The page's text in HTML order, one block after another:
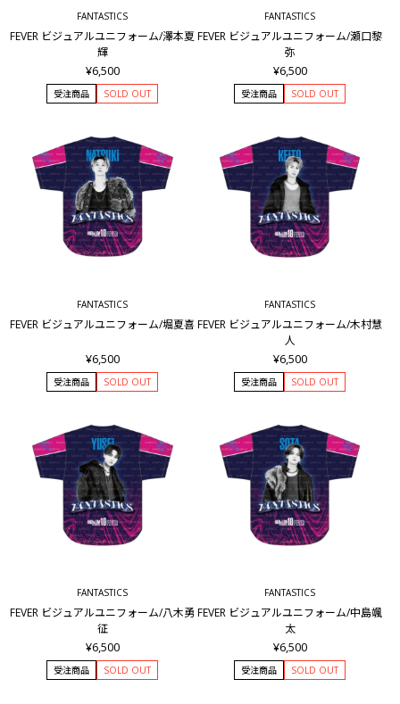
FANTASTICS
FEVER ビジュアルユニフォーム/澤本夏
輝
¥6,500
受注商品 SOLD OUT
FANTASTICS
FEVER ビジュアルユニフォーム/瀬口黎
弥
¥6,500
受注商品 SOLD OUT
FANTASTICS
FEVER ビジュアルユニフォーム/堀夏喜
¥6,500
受注商品 SOLD OUT
FANTASTICS
FEVER ビジュアルユニフォーム/木村慧
人
¥6,500
受注商品 SOLD OUT
FANTASTICS
FEVER ビジュアルユニフォーム/八木勇
征
¥6,500
受注商品 SOLD OUT
FANTASTICS
FEVER ビジュアルユニフォーム/中島颯
太
¥6,500
受注商品 SOLD OUT